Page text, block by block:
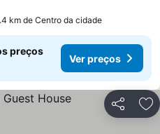
km de Centro da cidade
preços
Ver preços
Partilhar